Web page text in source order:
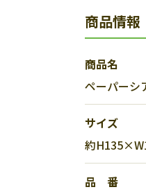
商品情報
商品名
ペーパーシ
サイズ
約
品 番